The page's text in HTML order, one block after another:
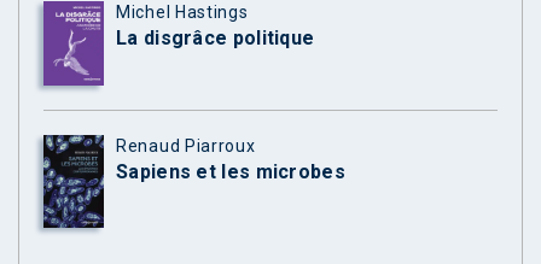
Michel Hastings
La disgrâce politique
Renaud Piarroux
Sapiens et les microbes